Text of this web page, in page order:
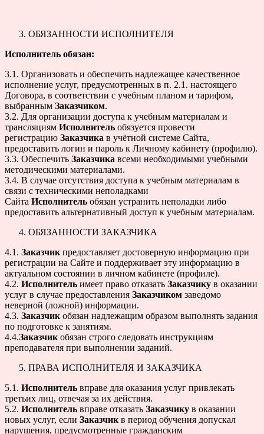
ОБЯЗАННОСТИ ИСПОЛНИТЕЛЯ
Исполнитель обязан:
3.1. Организовать и обеспечить надлежащее качественное
исполнение услуг, предусмотренных в п. 2.1. настоящего
Договора, в соответствии с учебным планом и тарифом,
выбранным Заказчиком.
3.2. Для организации доступа к учебным материалам и
трансляциям Исполнитель обязуется провести
регистрацию Заказчика в учётной системе Сайта,
предоставить логин и пароль к Личному кабинету (профилю).
3.3. Обеспечить Заказчика всеми необходимыми учебными
методическими материалами.
3.4. В случае отсутствия доступа к учебным материалам в
связи с техническими неполадками
Сайта Исполнитель обязан устранить неполадки либо
предоставить альтернативный доступ к учебным материалам.
ОБЯЗАННОСТИ ЗАКАЗЧИКА
4.1. Заказчик предоставляет достоверную информацию при
регистрации на Сайте и поддерживает эту информацию в
актуальном состоянии в личном кабинете (профиле).
4.2. Исполнитель имеет право отказать Заказчику в оказании
услуг в случае предоставления Заказчиком заведомо
неверной (ложной) информации.
4.3. Заказчик обязан надлежащим образом выполнять задания
по подготовке к занятиям.
4.4.Заказчик обязан строго следовать инструкциям
преподавателя при выполнении заданий.
ПРАВА ИСПОЛНИТЕЛЯ И ЗАКАЗЧИКА
5.1. Исполнитель вправе для оказания услуг привлекать
третьих лиц, отвечая за их действия.
5.2. Исполнитель вправе отказать Заказчику в оказании
новых услуг, если Заказчик в период обучения допускал
нарушения, предусмотренные гражданским